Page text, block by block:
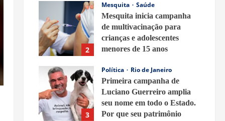
2
Mesquita
Saúde
Mesquita inicia campanha
de multivacinação para
crianças e adolescentes
menores de 15 anos
3
Política
Rio de Janeiro
Primeira campanha de
Luciano Guerreiro amplia
seu nome em todo o Estado.
Por que seu patrimônio